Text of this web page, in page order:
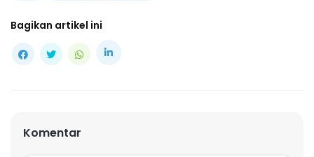
Bagikan artikel ini
Komentar